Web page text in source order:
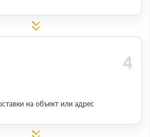
на объект или адрес